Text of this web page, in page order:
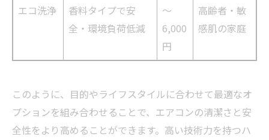
エコ洗浄
香料タイプで安
全・環境負荷低減
～
6,000
円
高齢者・敏
感肌の家庭
このように、目的やライフスタイルに合わせて最適なオ
プションを組み合わせることで、エアコンの清潔さと安
全性をより高めることができます。高い技術力を持つハ